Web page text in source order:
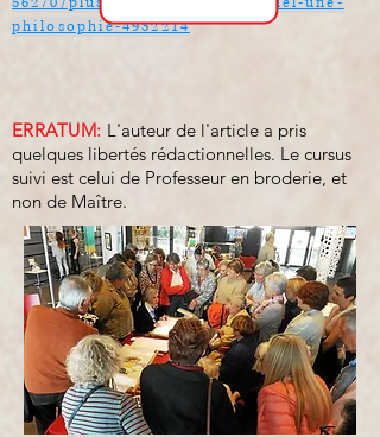
philosophie-4932214
ERRATUM: L'auteur de l'article a pris
quelques libertés rédactionnelles. Le cursus
suivi est celui de Professeur en broderie, et
non de Maître.